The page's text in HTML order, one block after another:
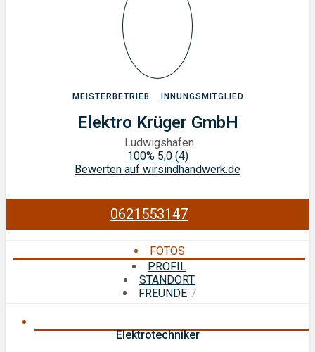
MEISTERBETRIEB INNUNGSMITGLIED
Elektro Krüger GmbH
Ludwigshafen
100% 5,0 (4)
Bewerten auf wirsindhandwerk.de
0621553147
FOTOS
PROFIL
STANDORT
FREUNDE 7
Elektrotechniker